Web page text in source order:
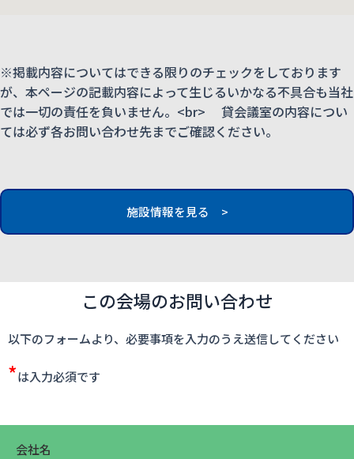
※掲載内容についてはできる限りのチェックをしております
が、本ページの記載内容によって生じるいかなる不具合も当社
では一切の責任を負いません。<br> 貸会議室の内容につい
ては必ず各お問い合わせ先までご確認ください。
施設情報を見る >
この会場のお問い合わせ
以下のフォームより、必要事項を入力のうえ送信してください
*は入力必須です
会社名